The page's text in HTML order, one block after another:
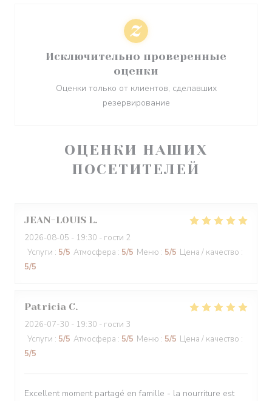
ОЦЕНКИ НАШИХ
ПОСЕТИТЕЛЕЙ
JEAN-LOUIS L
2026-08-05 - 19:30 - гости 2
Услуги : 5/5 Атмосфера : 5/5 Меню : 5/5 Цена / качество :
5/5
Patricia C
2026-07-30 - 19:30 - гости 3
Услуги : 5/5 Атмосфера : 5/5 Меню : 5/5 Цена / качество :
5/5
Excellent moment partagé en famille - la nourriture est
Исключительно проверенные
оценки
Оценки только от клиентов, сделавших
резервирование